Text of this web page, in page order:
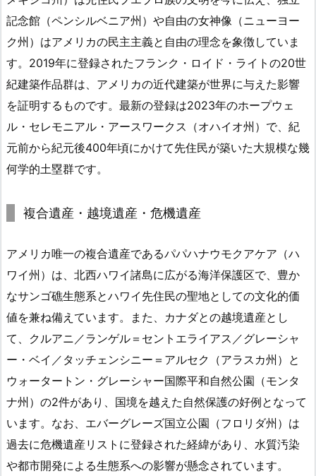
記念館（ペンシルベニア州）や自由の女神像（ニューヨー
ク州）はアメリカの民主主義と自由の理念を象徴していま
す。2019年に登録されたフランク・ロイド・ライトの20世
紀建築作品群は、アメリカの近代建築が世界に与えた影響
を証明するものです。最新の登録は2023年のホープウェ
ル・セレモニアル・アースワークス（オハイオ州）で、紀
元前から紀元後400年頃にかけて先住民が築いた大規模な幾
何学的土塁群です。
複合遺産・越境遺産・危機遺産
アメリカ唯一の複合遺産であるパパハナウモクアケア（ハ
ワイ州）は、北西ハワイ諸島に広がる海洋保護区で、豊か
なサンゴ礁生態系とハワイ先住民の聖地としての文化的価
値を兼ね備えています。また、カナダとの越境遺産とし
て、クルアニ／ランゲル＝セントエライアス／グレーシャ
ー・ベイ／タッチェンシニー＝アルセク（アラスカ州）と
ウォータートン・グレーシャー国際平和自然公園（モンタ
ナ州）の2件があり、国境を越えた自然保護の好例となって
います。なお、エバーグレーズ国立公園（フロリダ州）は
過去に危機遺産リストに登録された経緯があり、水質汚染
や都市開発による生態系への影響が懸念されています。